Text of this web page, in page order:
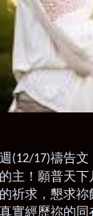
(12/17)禱告文
主！願普天
祈求，懇求
實經歷祢的